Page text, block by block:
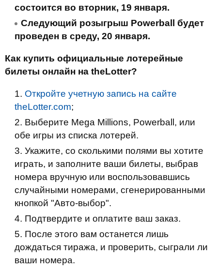
состоится во вторник, 19 января.
Следующий розыгрыш Powerball
будет
проведен в среду, 20 января.
Как купить официальные лотерейные
билеты онлайн на theLotter?
Откройте учетную запись на сайте
theLotter.com;
Выберите Mega Millions, Powerball, или
обе игры из списка лотерей.
Укажите, со сколькими полями вы хотите
играть, и заполните ваши билеты, выбрав
номера вручную или воспользовавшись
случайными номерами, сгенерированными
кнопкой "Авто-выбор".
Подтвердите и оплатите ваш заказ.
После этого вам останется лишь
дождаться тиража, и проверить, сыграли ли
ваши номера.